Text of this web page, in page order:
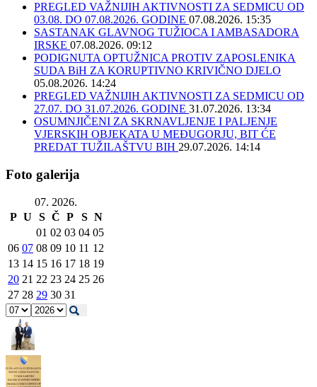
PREGLED VAŽNIJIH AKTIVNOSTI ZA SEDMICU OD
03.08. DO 07.08.2026. GODINE 07.08.2026. 15:35
SASTANAK GLAVNOG TUŽIOCA I AMBASADORA
IRSKE 07.08.2026. 09:12
PODIGNUTA OPTUŽNICA PROTIV ZAPOSLENIKA
SUDA BiH ZA KORUPTIVNO KRIVIČNO DJELO
05.08.2026. 14:24
PREGLED VAŽNIJIH AKTIVNOSTI ZA SEDMICU OD
27.07. DO 31.07.2026. GODINE 31.07.2026. 13:34
OSUMNJIČENI ZA SKRNAVLJENJE I PALJENJE
VJERSKIH OBJEKATA U MEĐUGORJU, BIT ĆE
PREDAT TUŽILAŠTVU BIH 29.07.2026. 14:14
Foto galerija
07. 2026.
P U S Č P S N
01 02 03 04 05
06 07 08 09 10 11 12
13 14 15 16 17 18 19
20 21 22 23 24 25 26
27 28 29 30 31